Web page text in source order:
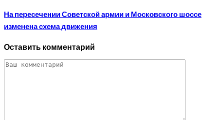
На пересечении Советской армии и Московского шоссе
изменена схема движения
Оставить комментарий